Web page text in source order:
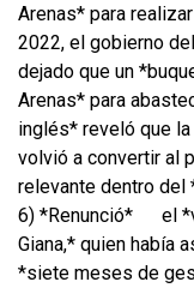
Arenas* para
2022, el gobierno
dejado que un
Arenas* para
inglés* reveló que
volvió a convertir al
relevante dentro
6) *Renunció*
el
Giana,* quien había
*siete meses de